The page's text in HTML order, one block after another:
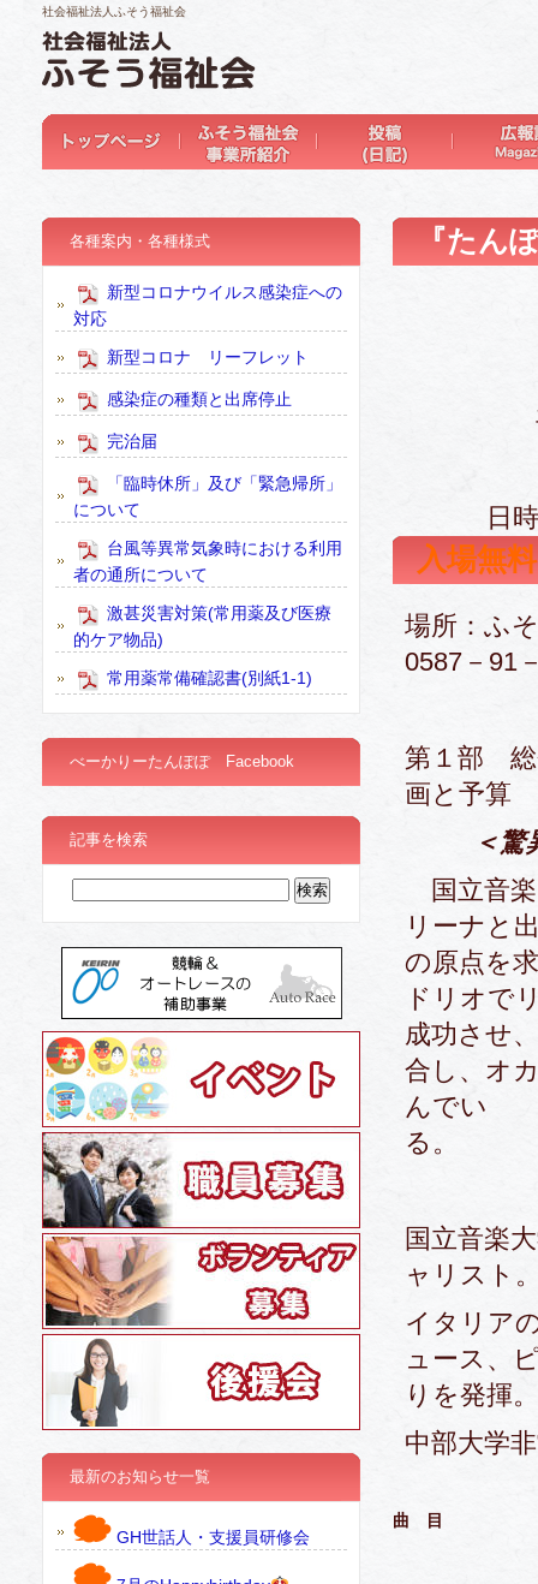
社会福祉法人ふそう福祉会
『たん
日
入場無
場所
0587－91
第１部 総
画と予
＜
国立音楽
リーナと
の原点を
ドリオで
成功させ
合し、オ
んでい
国立音楽
ャリスト
イタリア
ュース、
りを発揮。
中部大学
曲 目
各種案内・各種様式
新型コロナウイルス感染症への
対応
新型コロナ リーフレット
感染症の種類と出席停止
完治届
「臨時休所」及び「緊急帰所」
について
台風等異常気象時における利用
者の通所について
激甚災害対策(常用薬及び医療
的ケア物品)
常用薬常備確認書(別紙1-1)
べーかりーたんぽぽ Facebook
記事を検索
最新のお知らせ一覧
GH世話人・支援員研修会